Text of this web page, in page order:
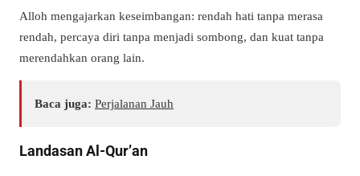
Alloh mengajarkan keseimbangan: rendah hati tanpa merasa
rendah, percaya diri tanpa menjadi sombong, dan kuat tanpa
merendahkan orang lain.
Baca juga: Perjalanan Jauh
Landasan Al-Qur’an